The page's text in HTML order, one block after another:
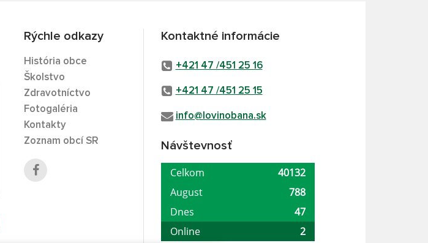
Rýchle odkazy
História obce
Školstvo
Zdravotníctvo
Fotogaléria
Kontakty
Zoznam obcí SR
Kontaktné informácie
+421 47 /451 25 16
+421 47 /451 25 15
info@lovinobana.sk
Návštevnosť